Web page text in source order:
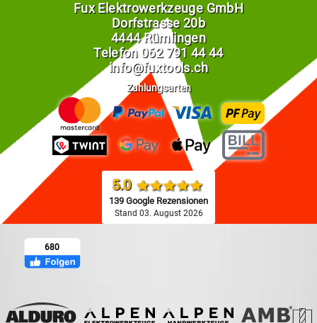
Fux Elektrowerkzeuge GmbH
Dorfstrasse 20b
4444 Rümlingen
Telefon 062 791 44 44
info@fuxtools.ch
Zahlungsarten
5.0
139 Google Rezensionen
Stand 03. August 2026
680